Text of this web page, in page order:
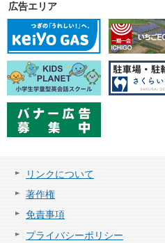
広告エリア
リンクについて
著作権
免責事項
プライバシーポリシー